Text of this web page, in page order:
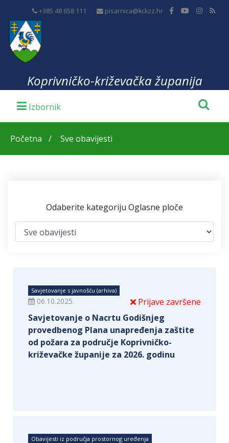
+385 48 658 111 pisarnica@kckzz.hr
Koprivničko-križevačka županija
Početna Sve obavijesti
Odaberite kategoriju Oglasne ploče
Savjetovanje s javnošću (arhiva)
Prijave završene
06.10.2025.
Savjetovanje o Nacrtu Godišnjeg
provedbenog Plana unapređenja zaštite
od požara za područje Koprivničko-
križevačke županije za 2026. godinu
Obavijesti iz područja prostornog uređenja